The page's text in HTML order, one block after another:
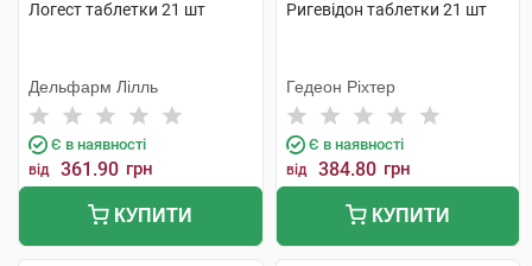
Логест таблетки 21 шт
Дельфарм Лілль
Є в наявності
від 361.90 грн
КУПИТИ
Ригевідон таблетки 21 шт
Гедеон Ріхтер
Є в наявності
від 384.80 грн
КУПИТИ